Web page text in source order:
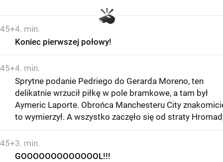
45+4. min.
Koniec pierwszej połowy!
45+4. min.
Sprytne podanie Pedriego do Gerarda Moreno, ten
delikatnie wrzucił piłkę w pole bramkowe, a tam był
Aymeric Laporte. Obrońca Manchesteru City
to wymierzył. A wszystko zaczęło się od straty
45+3. min.
GOOOOOOOOOOOOOL!!!